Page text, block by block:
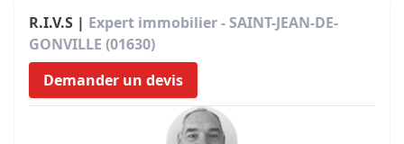
R.I.V.S | Expert immobilier - SAINT-JEAN-DE-
GONVILLE (01630)
Demander un devis